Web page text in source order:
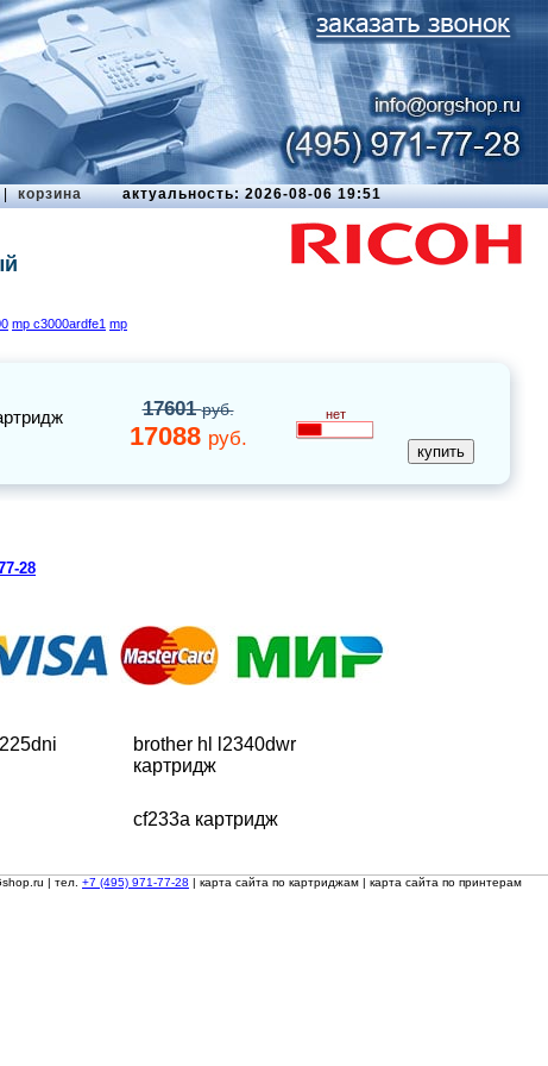
| корзина актуальность: 2026-08-06 19:51
mp c3000ardfe1 mp
17601руб.
17088 руб.
нет
28
brother hl l2340dwr
картридж
cf233a картридж
| тел. +7 (495) 971-77-28 | карта сайта по картриджам | карта сайта по принтерам